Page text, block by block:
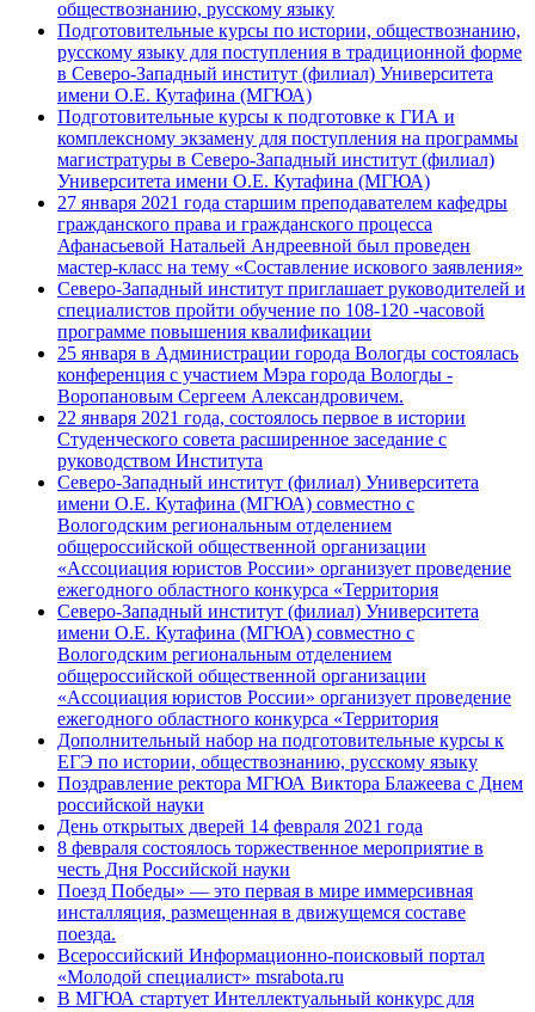
обществознанию, русскому языку
Подготовительные курсы по истории, обществознанию,
русскому языку для поступления в традиционной форме
в Северо-Западный институт (филиал) Университета
имени О.Е. Кутафина (МГЮА)
Подготовительные курсы к подготовке к ГИА и
комплексному экзамену для поступления на программы
магистратуры в Северо-Западный институт (филиал)
Университета имени О.Е. Кутафина (МГЮА)
27 января 2021 года старшим преподавателем кафедры
гражданского права и гражданского процесса
Афанасьевой Натальей Андреевной был проведен
мастер-класс на тему «Составление искового заявления»
Северо-Западный институт приглашает руководителей и
специалистов пройти обучение по 108-120 -часовой
программе повышения квалификации
25 января в Администрации города Вологды состоялась
конференция с участием Мэра города Вологды -
Воропановым Сергеем Александровичем.
22 января 2021 года, состоялось первое в истории
Студенческого совета расширенное заседание с
руководством Института
Северо-Западный институт (филиал) Университета
имени О.Е. Кутафина (МГЮА) совместно с
Вологодским региональным отделением
общероссийской общественной организации
«Ассоциация юристов России» организует проведение
ежегодного областного конкурса «Территория
Северо-Западный институт (филиал) Университета
имени О.Е. Кутафина (МГЮА) совместно с
Вологодским региональным отделением
общероссийской общественной организации
«Ассоциация юристов России» организует проведение
ежегодного областного конкурса «Территория
Дополнительный набор на подготовительные курсы к
ЕГЭ по истории, обществознанию, русскому языку
Поздравление ректора МГЮА Виктора Блажеева с Днем
российской науки
День открытых дверей 14 февраля 2021 года
8 февраля состоялось торжественное мероприятие в
честь Дня Российской науки
Поезд Победы» — это первая в мире иммерсивная
инсталляция, размещенная в движущемся составе
поезда.
Всероссийский Информационно-поисковый портал
«Молодой специалист» msrabota.ru
В МГЮА стартует Интеллектуальный конкурс для